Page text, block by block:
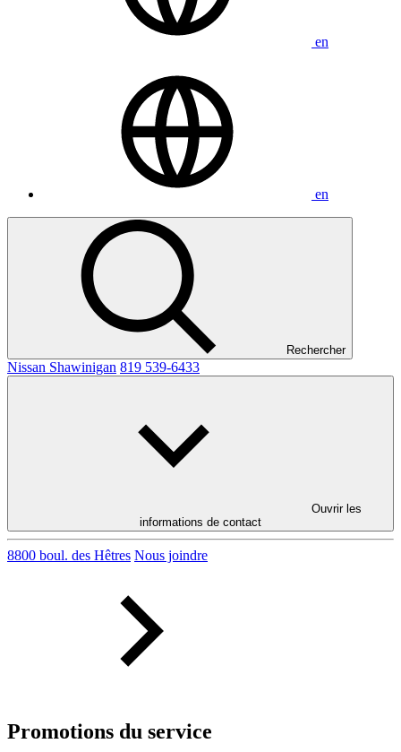
en
en
Rechercher
Nissan Shawinigan 819 539-6433
Ouvrir les
informations de contact
8800 boul. des Hêtres Nous joindre
Promotions du service